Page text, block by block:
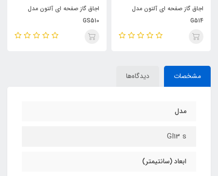
اجاق گاز صفحه ای آلتون مدل
G514
اجاق گاز صفحه ای آلتون مدل
GS510
مشخصات دیدگاه‌ها
مدل
GI13 s
ابعاد (سانتیمتر)